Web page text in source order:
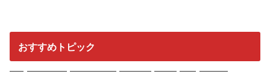
おすすめトピック